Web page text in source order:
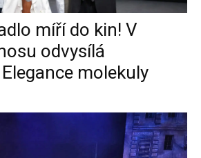
míří do kin! V
odvysílá
molekuly